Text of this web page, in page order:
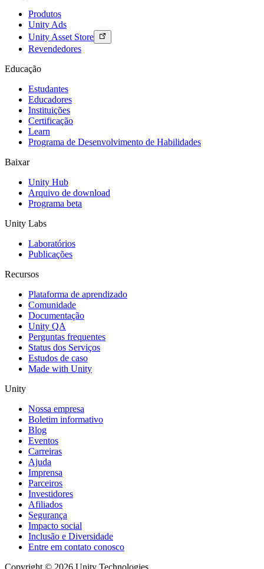
Produtos
Unity Ads
Unity Asset Store
Revendedores
Educação
Estudantes
Educadores
Instituições
Certificação
Learn
Programa de Desenvolvimento de Habilidades
Baixar
Unity Hub
Arquivo de download
Programa beta
Unity Labs
Laboratórios
Publicações
Recursos
Plataforma de aprendizado
Comunidade
Documentação
Unity QA
Perguntas frequentes
Status dos Serviços
Estudos de caso
Made with Unity
Unity
Nossa empresa
Boletim informativo
Blog
Eventos
Carreiras
Ajuda
Imprensa
Parceiros
Investidores
Afiliados
Segurança
Impacto social
Inclusão e Diversidade
Entre em contato conosco